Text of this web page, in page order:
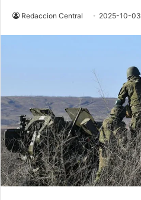
Redaccion Central 2025-10-03